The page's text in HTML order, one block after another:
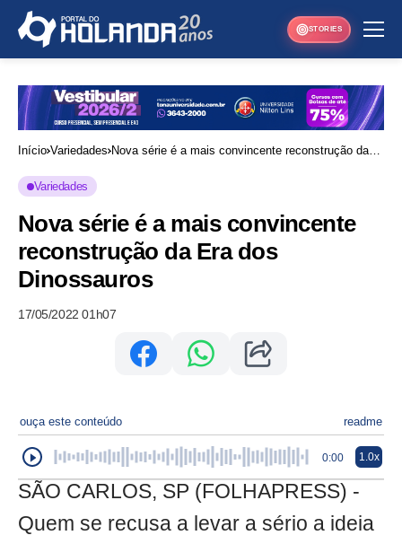
STORIES
Início Variedades Nova série é a mais convincente reconstrução da
Variedades
Nova série é a mais convincente
reconstrução da Era dos
Dinossauros
17/05/2022 01h07
ouça este conteúdo readme
0:00 1.0x
SÃO CARLOS, SP (FOLHAPRESS) -
Quem se recusa a levar a sério a ideia